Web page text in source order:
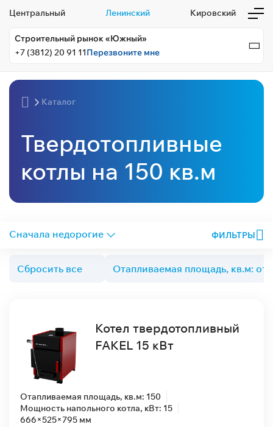
Центральный Ленинский Кировский
Строительный рынок «Южный»
+7 (3812) 20 91 11Перезвоните мне
Каталог
Твердотопливные
котлы на 150 кв.м
ФИЛЬТРЫ
Сбросить все Отапливаемая площадь, кв.м: от
Котел твердотопливный
FAKEL 15 кВт
Отапливаемая площадь, кв.м: 150
Мощность напольного котла, кВт: 15
666×525×795 мм